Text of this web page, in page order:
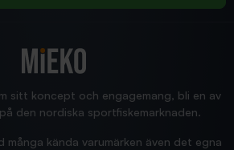
sitt koncept och engagemang, bli en av
den nordiska sportfiskemarknaden.
många kända varumärken även det egna